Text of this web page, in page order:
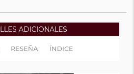
ADICIONALES
RESEÑA ÍNDICE